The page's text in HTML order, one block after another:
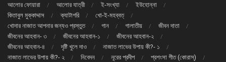
আলোর ফোয়ারা
আলোর যাত্রী ই-সংখ্যা
ইউহোন্না
কিতাবুল মুক্কাদ্দাস
ক্যাটাগরি
খো-ই-মহব্বত্
খোদার নাজাত আপনার জন্যও প্রস্তুত
গান গালাতীয়
জীবন দাতা
জীবনের আহবান- ৩
জীবনের আহবান-১
জীবনের আহবান-২
জীবনের আহবান-৪
দৃষ্টি খুলে দাও
নাজাত লাভের উপায় কী?- ১
নাজাত লাভের উপায় কী?- ২
নিবেদন নূরের প্রদীপ প্রশংসা গীত (কোরাস্)